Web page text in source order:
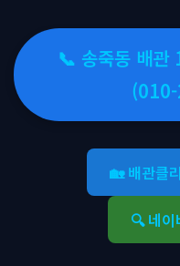
📞 송죽동 배관
🏡 배관클
🔍 네